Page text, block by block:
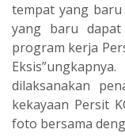
tempat yang
yang baru
program kerja
dilaksanakan
kekayaan Persit
foto bersama